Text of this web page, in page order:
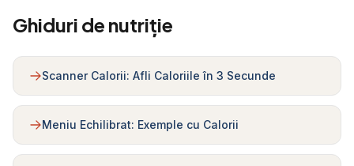
Ghiduri de nutriție
Scanner Calorii: Afli Caloriile în 3 Secunde
Meniu Echilibrat: Exemple cu Calorii